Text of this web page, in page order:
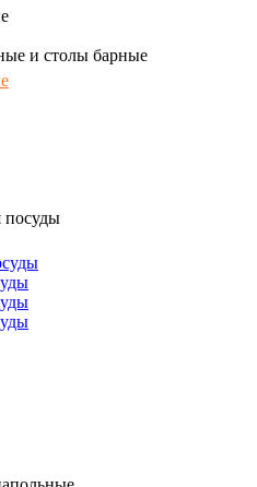
и столы барные
посуды